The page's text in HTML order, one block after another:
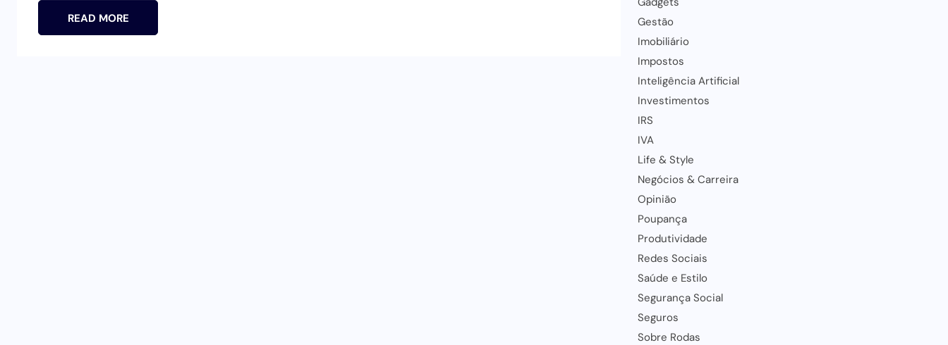
READ MORE
Gestão
Imobiliário
Impostos
Inteligência Artificial
Investimentos
IRS
IVA
Life & Style
Negócios & Carreira
Opinião
Poupança
Produtividade
Redes Sociais
Saúde e Estilo
Segurança Social
Seguros
Sobre Rodas